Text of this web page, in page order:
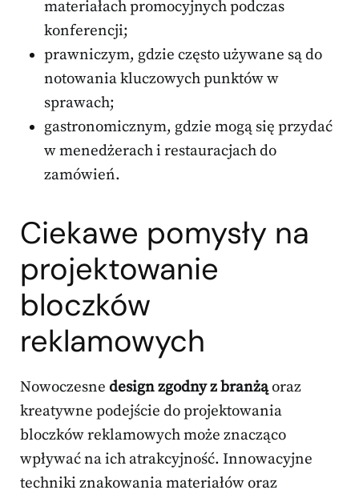
materiałach promocyjnych podczas
konferencji;
prawniczym, gdzie często używane są do
notowania kluczowych punktów w
sprawach;
gastronomicznym, gdzie mogą się przydać
w menedżerach i restauracjach do
zamówień.
Ciekawe pomysły na
projektowanie
bloczków
reklamowych
Nowoczesne design zgodny z branżąoraz
kreatywne podejście do projektowania
bloczków reklamowych może znacząco
wpływać na ich atrakcyjność. Innowacyjne
techniki znakowania materiałów oraz